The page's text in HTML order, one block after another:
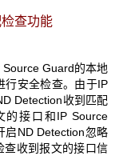
查功能
Guard的本地
行安全检查。由于IP
Detection收到匹配
接口和IP Source
启ND Detection忽略
查收到报文的接口信